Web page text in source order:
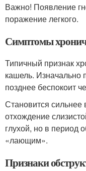
Важно! Появление
поражение легкого.
Симптомы
Типичный признак
кашель. Изначально
позднее беспокоит
Становится
отхождение
глухой, но в период
«лающим».
Признаки